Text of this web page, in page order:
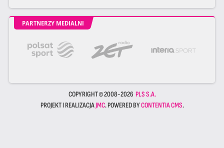
PARTNERZY MEDIALNI
COPYRIGHT © 2008-2026 PLS S.A.
PROJEKT I REALIZACJAJMC. POWERED BYCONTENTIA CMS.